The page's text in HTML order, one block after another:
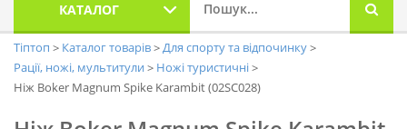
КАТАЛОГ
Тіптоп Каталог товарів
Для спорту та відпочинку
Рації, ножі, мультитули
Ножі туристичні
Ніж Boker Magnum Spike Karambit (02SC028)